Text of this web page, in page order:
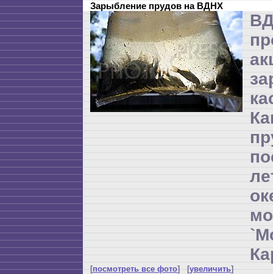
Зарыбление прудов на ВДНХ
[посмотреть все фото] [увеличить]